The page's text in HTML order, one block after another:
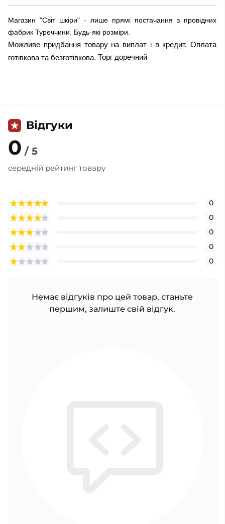
Магазин "Світ шкіри" - лише прямі постачання з провідних
фабрик Туреччини. Будь-які розміри.
Можливе придбання товару на виплат і в кредит. Оплата
готівкова та безготівкова. Торг доречний
Відгуки
0 / 5
середній рейтинг товару
0
0
0
0
0
Немає відгуків про цей товар, станьте
першим, залиште свій відгук.